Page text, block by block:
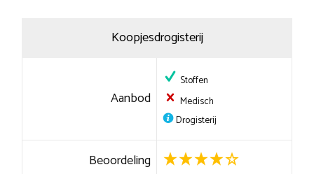
Koopjesdrogisterij
Aanbod
Stoffen
Medisch
Drogisterij
Beoordeling